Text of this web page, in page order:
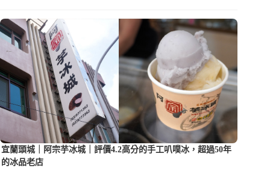
宜蘭頭城｜阿宗芋冰城｜評價4.2高分的手工叭噗冰，超過50年
的冰品老店